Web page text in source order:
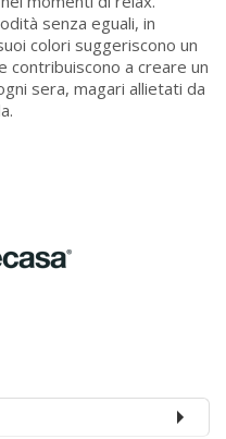
senza eguali, in
colori suggeriscono un
contribuiscono a creare un
sera, magari allietati da